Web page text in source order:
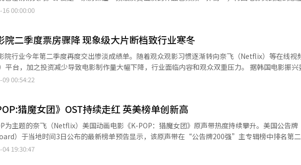
年来说，本该是票房旺季的春节档，却没有一部能拿得出手的电影作品。宋慧乔
万人次的《黑修女们》勉强越过盈亏平衡点后几乎同时在Coupang Play免费上线。 去年韩国虽然有
市4》和《破墓》两部票房突破千万人次的佳作，但从整体来看，全年票房乏善可陈，能收回制作
观影频率高居全球首位，但去年这一数字跌至2.4
下滑至全球第8位。票房、投资规模、观众人数、影院数量及座位数量等电影市场核心指标齐齐下滑
是，在全球各国电影市场逐渐恢复的背景下，韩国的复苏速度却极其缓慢。去年韩国电影票房仅恢
似乎看电影已从韩国人的“爱好选项”中被划去。不少业内人员寄希望于今年起可以逐渐步入正轨
。
，我们一起追的女孩》票房为16万人次，奉俊昊导演的好莱坞大片《编号17》大手笔制作但票房
万人次。3月上映的姜河那主演《流播》和李秉宪主演的《胜负》均为新冠疫情期间的“库存片”
业电影仅为20多部，其中头部企业希杰（CJ）今年计划推出的作品仅朴赞郁导演的《别无他法》
00:00:00
院二季度票房骤降 现象级大片断档致行业寒冬
院行业今年第二季度再度交出惨淡成绩单。随着观众观影习惯逐渐转向奈飞（Netflix）等在线视
平台，加之投资减少导致电影制作量大幅下降，行业面临内容和观众双重压力。 据韩国电影振兴委员会8日
据，2025年第二季度（4月至6月）韩国国内观影人次为2168万，较2024年同期（3202万）下降
年虽有《破墓》《犯罪都市4》等千万票房大片支撑，但今年缺乏同级别爆款，只有《野党》以
院财报同样反映行业艰难局面。MegaBox第二季度亏损85亿韩元（约合4394万元人
行业龙头希杰（CJ）旗下影院品牌CGV国内电影业务亏损173亿韩元，持续陷入赤字。乐天影院即
乏有望引爆市场的现象级大片。大部分已完成但未上映的影片已被消化，短
新内容。即便新片开拍，距上映仍需数年，短期或面临内容断档。 自2019年疫情以来，电影产业结构
00:54:22
猎魔女团》OST持续走红 英美榜单创新高
为主题的奈飞（Netflix）美国动画电影《K-POP：猎魔女团》原声带热度持续攀升。美国公告牌
）于当地时间3日公布的最新榜单预告显示，该原声带在“公告牌200强”主专辑榜中排名第
录。 该专辑自发行以来连续六周保持强劲势头，首周空降第八位，次周跃升至第三位，
19:30:47